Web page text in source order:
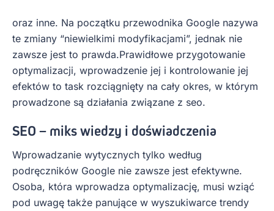
oraz inne. Na początku przewodnika Google nazywa
te zmiany “niewielkimi modyfikacjami”, jednak nie
zawsze jest to prawda.Prawidłowe przygotowanie
optymalizacji, wprowadzenie jej i kontrolowanie jej
efektów to task rozciągnięty na cały okres, w którym
prowadzone są działania związane z seo.
SEO – miks wiedzy i doświadczenia
Wprowadzanie wytycznych tylko według
podręczników Google nie zawsze jest efektywne.
Osoba, która wprowadza optymalizację, musi wziąć
pod uwagę także panujące w wyszukiwarce trendy